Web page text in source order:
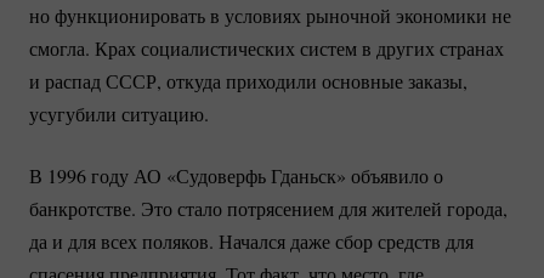
но функционировать в условиях рыночной экономики не
смогла. Крах социалистических систем в других странах
и распад СССР, откуда приходили основные заказы,
усугубили ситуацию.
В 1996 году АО «Судоверфь Гданьск» объявило о
банкротстве. Это стало потрясением для жителей города,
да и для всех поляков. Начался даже сбор средств для